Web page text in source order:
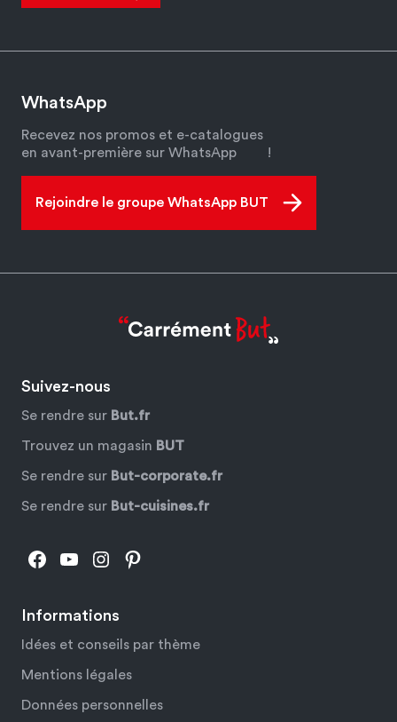
WhatsApp
Recevez nos promos et e-catalogues
en avant-première sur WhatsApp
!
Rejoindre le groupe WhatsApp BUT
Informations
Idées et conseils par thème
Mentions légales
Données personnelles
Suivez-nous
Se rendre sur But.fr
Trouvez un magasin BUT
Se rendre sur But-corporate.fr
Se rendre sur But-cuisines.fr
Facebook
YouTube
Instagram
Pinterest